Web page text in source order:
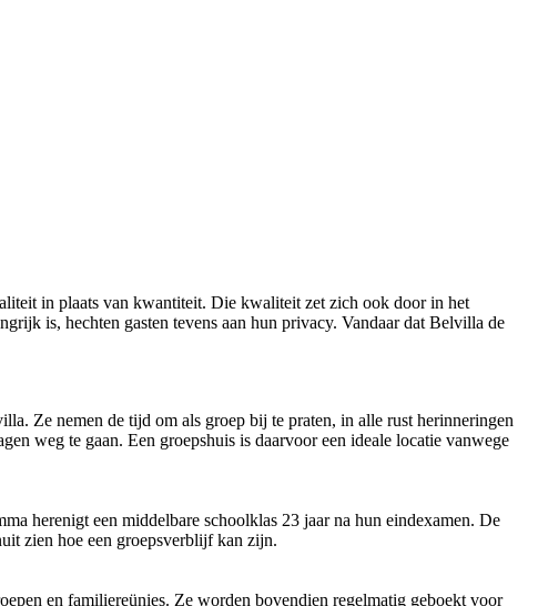
in plaats van kwantiteit. Die kwaliteit zet zich ook door in het
is, hechten gasten tevens aan hun privacy. Vandaar dat Belvilla de
Ze nemen de tijd om als groep bij te praten, in alle rust herinneringen
weg te gaan. Een groepshuis is daarvoor een ideale locatie vanwege
herenigt een middelbare schoolklas 23 jaar na hun eindexamen. De
zien hoe een groepsverblijf kan zijn.
en familiereünies. Ze worden bovendien regelmatig geboekt voor